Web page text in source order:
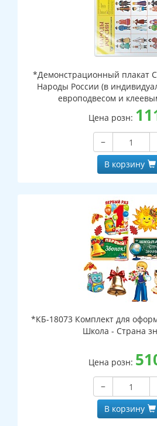
*Демонстрационный плакат
Народы России (в
европодвесом и
Цена розн:
−
В корзину
*КБ-18073 Комплект для
Школа - Страна
Цена розн:
−
В корзину